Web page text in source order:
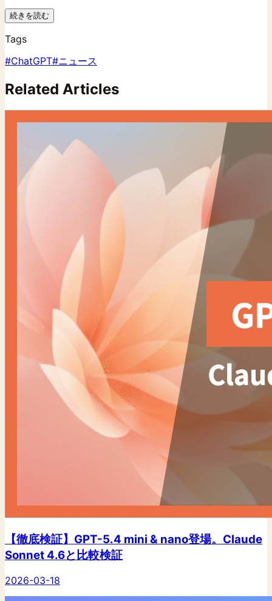
続きを読む
Tags
#ChatGPT#ニュース
Related Articles
【徹底検証】GPT-5.4 mini & nano登場。Claude
Sonnet 4.6と比較検証
2026-03-18